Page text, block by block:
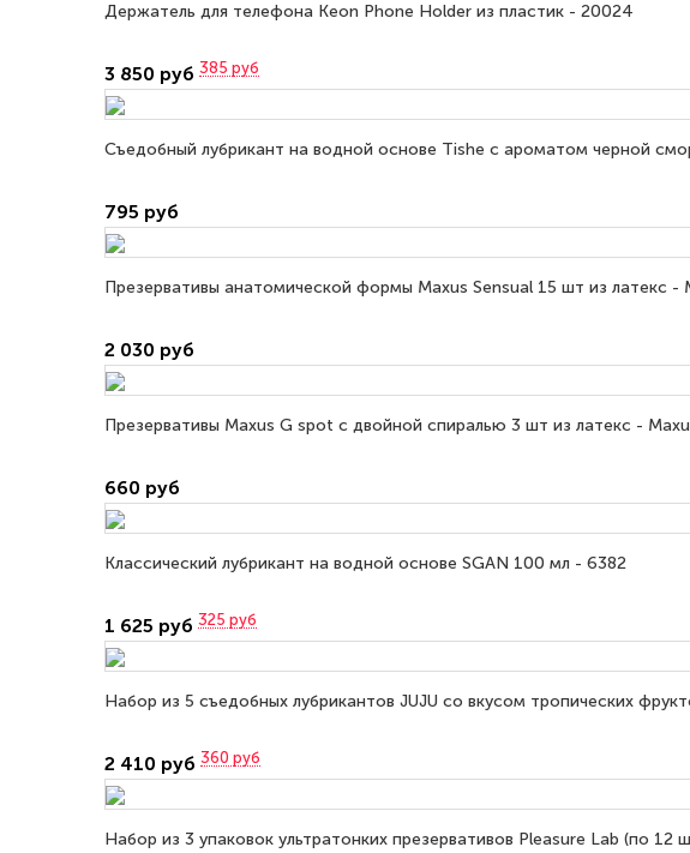
Держатель для телефона Keon Phone Holder из пластик - 20024
3 850 руб 385 руб
Съедобный лубрикант на водной основе Tishe с ароматом черной
795 руб
Презервативы анатомической формы Maxus Sensual 15 шт из латекс -
2 030 руб
Презервативы Maxus G spot с двойной спиралью 3 шт из латекс -
660 руб
Классический лубрикант на водной основе SGAN 100 мл - 6382
1 625 руб 325 руб
Набор из 5 съедобных лубрикантов JUJU со вкусом тропических
2 410 руб 360 руб
Набор из 3 упаковок ультратонких презервативов Pleasure Lab (по 12